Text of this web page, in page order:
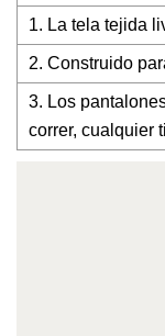
1. La tela tejida
2. Construido
3. Los
correr, cualquier